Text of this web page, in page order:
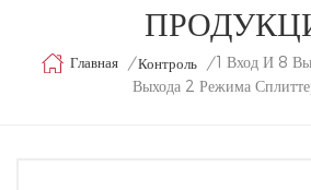
Главная / Контроль / 1 Вход И 8
Выхода 2 Режима